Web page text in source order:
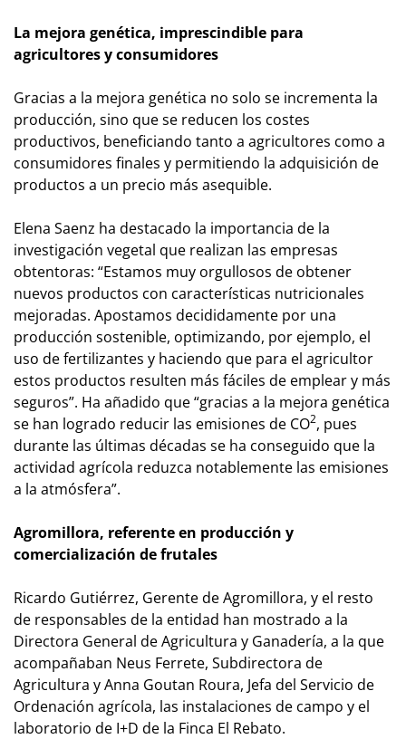
La mejora genética, imprescindible para
agricultores y consumidores
Gracias a la mejora genética no solo se incrementa la
producción, sino que se reducen los costes
productivos, beneficiando tanto a agricultores como a
consumidores finales y permitiendo la adquisición de
productos a un precio más asequible.
Elena Saenz ha destacado la importancia de la
investigación vegetal que realizan las empresas
obtentoras: “Estamos muy orgullosos de obtener
nuevos productos con características nutricionales
mejoradas. Apostamos decididamente por una
producción sostenible, optimizando, por ejemplo, el
uso de fertilizantes y haciendo que para el agricultor
estos productos resulten más fáciles de emplear y más
seguros”. Ha añadido que “gracias a la mejora genética
se han logrado reducir las emisiones de CO2, pues
durante las últimas décadas se ha conseguido que la
actividad agrícola reduzca notablemente las emisiones
a la atmósfera”.
Agromillora, referente en producción y
comercialización de frutales
Ricardo Gutiérrez, Gerente de Agromillora, y el resto
de responsables de la entidad han mostrado a la
Directora General de Agricultura y Ganadería, a la que
acompañaban Neus Ferrete, Subdirectora de
Agricultura y Anna Goutan Roura, Jefa del Servicio de
Ordenación agrícola, las instalaciones de campo y el
laboratorio de I+D de la Finca El Rebato.